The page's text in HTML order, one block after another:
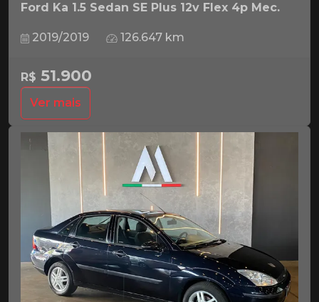
Ford Ka 1.5 Sedan SE Plus 12v Flex 4p Mec.
2019/2019 126.647 km
R$ 51.900
Ver mais